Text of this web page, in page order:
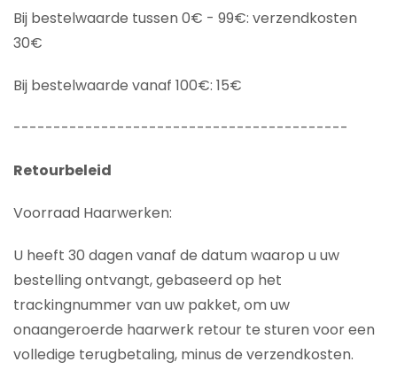
Bij bestelwaarde tussen 0€ - 99€: verzendkosten
30€
Bij bestelwaarde vanaf 100€: 15€
------------------------------------------
Retourbeleid
Voorraad Haarwerken:
U heeft 30 dagen vanaf de datum waarop u uw
bestelling ontvangt, gebaseerd op het
trackingnummer van uw pakket, om uw
onaangeroerde haarwerk retour te sturen voor een
volledige terugbetaling, minus de verzendkosten.